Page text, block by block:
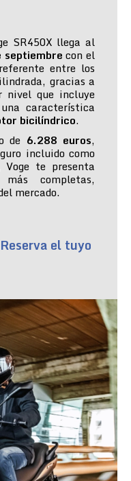
SR450X llega al
con el
entre los
gracias a
nivel que incluye
característica
bicilíndrico.
de 6.288 euros,
incluido como
Voge te presenta
completas,
mercado.
el tuyo